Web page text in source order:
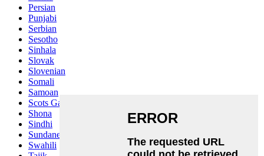
Persian
Punjabi
Serbian
Sesotho
Sinhala
Slovak
Slovenian
Somali
Samoan
Scots Gaelic
Shona
Sindhi
Sundanese
Swahili